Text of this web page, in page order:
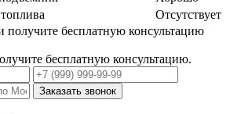
Отсутствует
бесплатную консультацию.
Заказать звонок